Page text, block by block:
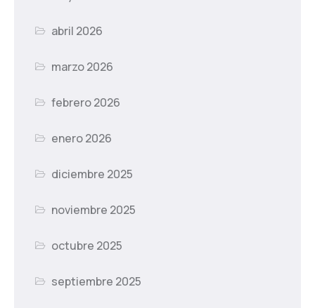
abril 2026
marzo 2026
febrero 2026
enero 2026
diciembre 2025
noviembre 2025
octubre 2025
septiembre 2025